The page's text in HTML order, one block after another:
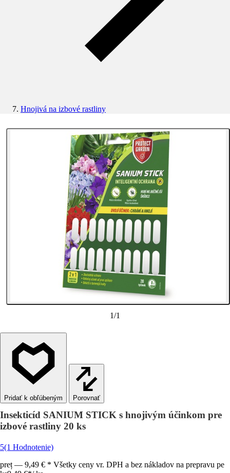
Hnojivá na izbové rastliny
1/1
Porovnať
Insekticíd SANIUM STICK s hnojivým účinkom pre
izbové rastliny 20 ks
5(1 Hodnotenie)
preț — 9,49 € * Všetky ceny vr. DPH a bez nákladov na prepravu pe